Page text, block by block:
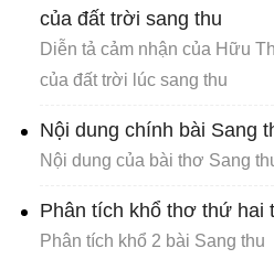
của đất trời sang thu
Diễn tả cảm nhận của Hữu
của đất trời lúc sang thu
Nội dung chính bài Sang
Nội dung của bài thơ Sang
Phân tích khổ thơ thứ hai
Phân tích khổ 2 bài Sang thu